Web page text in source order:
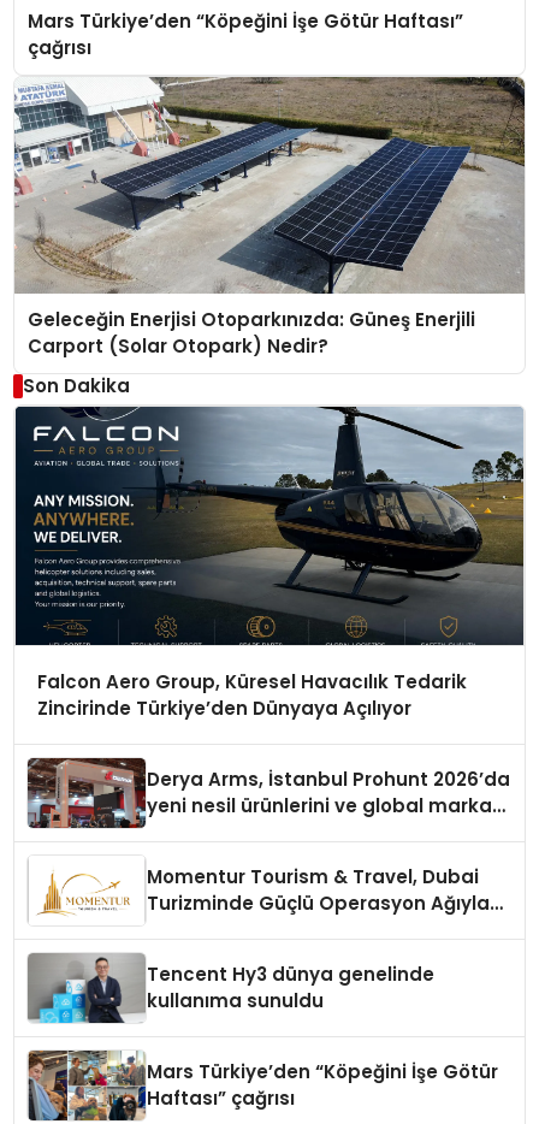
Mars Türkiye’den “Köpeğini İşe Götür Haftası”
çağrısı
Geleceğin Enerjisi Otoparkınızda: Güneş Enerjili
Carport (Solar Otopark) Nedir?
Son Dakika
Falcon Aero Group, Küresel Havacılık Tedarik
Zincirinde Türkiye’den Dünyaya Açılıyor
Derya Arms, İstanbul Prohunt 2026’da
yeni nesil ürünlerini ve global marka
Momentur Tourism & Travel, Dubai
Turizminde Güçlü Operasyon Ağıyla
Tencent Hy3 dünya genelinde
kullanıma sunuldu
Mars Türkiye’den “Köpeğini İşe Götür
Haftası” çağrısı